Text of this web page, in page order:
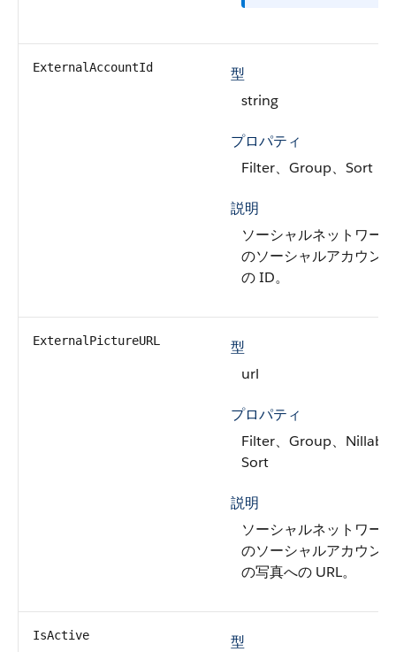
ExternalAccountId
型
string
プロパティ
Filter、Group、Sort
説明
ソーシャルネットワーク
のソーシャルアカウント
の ID。
ExternalPictureURL
型
url
プロパティ
Filter、Group、
Sort
説明
ソーシャルネットワーク
のソーシャルアカウント
の写真への URL。
IsActive
型